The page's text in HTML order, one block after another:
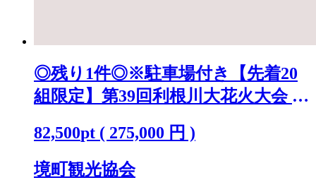
◎残り1件◎※駐車場付き【先着20
組限定】第39回利根川大花火大会 観
(ペア)] K2442
82,500pt ( 275,000 円 )
境町観光協会